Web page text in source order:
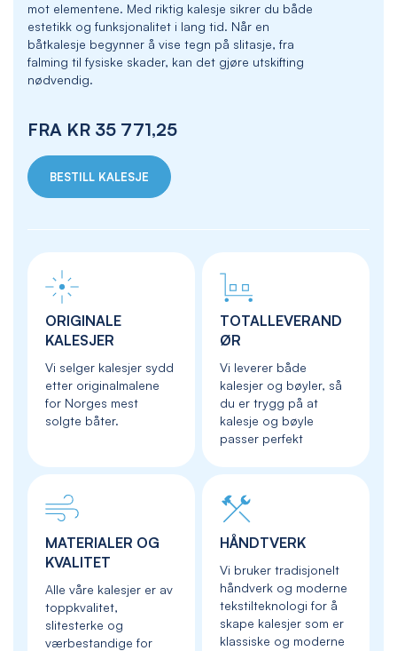
mot elementene. Med riktig kalesje sikrer du både
estetikk og funksjonalitet i lang tid. Når en
båtkalesje begynner å vise tegn på slitasje, fra
falming til fysiske skader, kan det gjøre utskifting
nødvendig.
FRA KR 35 771,25
BESTILL KALESJE
ORIGINALE
KALESJER
Vi selger kalesjer sydd
etter originalmalene
for Norges mest
solgte båter.
TOTALLEVERAND
ØR
Vi leverer både
kalesjer og bøyler, så
du er trygg på at
kalesje og bøyle
passer perfekt
MATERIALER OG
KVALITET
Alle våre kalesjer er av
toppkvalitet,
slitesterke og
værbestandige for
HÅNDTVERK
Vi bruker tradisjonelt
håndverk og moderne
tekstilteknologi for å
skape kalesjer som er
klassiske og moderne
images
gallery